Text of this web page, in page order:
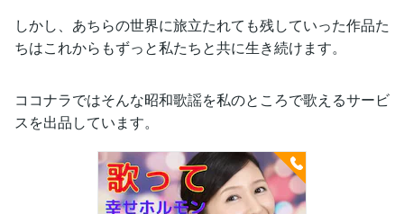
しかし、あちらの世界に旅立たれても残していった作品た
ちはこれからもずっと私たちと共に生き続けます。
ココナラではそんな昭和歌謡を私のところで歌えるサービ
スを出品しています。